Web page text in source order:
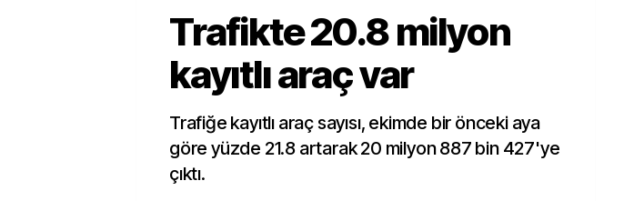
Trafikte 20.8 milyon
kayıtlı araç var
Trafiğe kayıtlı araç sayısı, ekimde bir önceki aya
göre yüzde 21.8 artarak 20 milyon 887 bin 427'ye
çıktı.